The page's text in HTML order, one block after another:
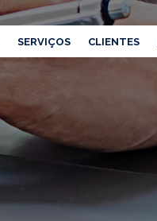
SERVIÇOS CLIENTES